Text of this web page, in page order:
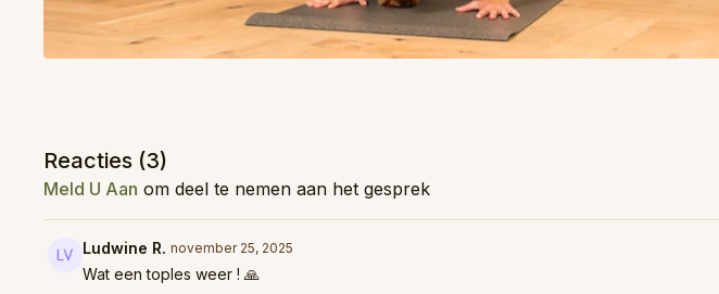
Reacties (3)
Meld U Aan om deel te nemen aan het gesprek
Ludwine R. november 25, 2025
Wat een toples weer ! 🙏